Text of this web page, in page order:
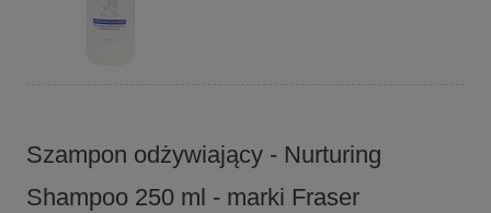
Szampon odżywiający - Nurturing
Shampoo 250 ml - marki Fraser